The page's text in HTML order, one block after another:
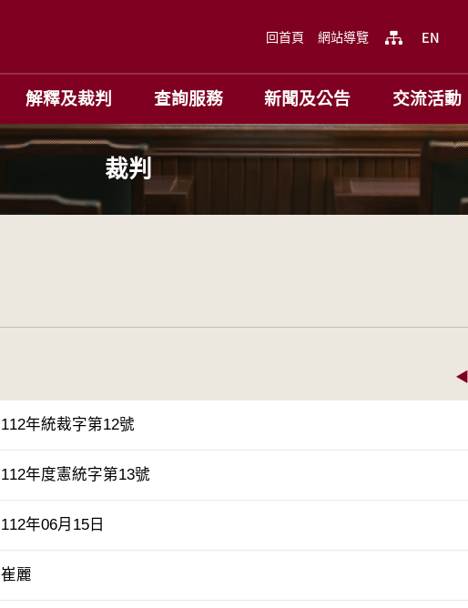
回首頁 網站導覽
解釋及裁判 查詢服務 新聞及公告 交流活動
裁判
◀
112年統裁字第12號
112年度憲統字第13號
112年06月15日
崔麗